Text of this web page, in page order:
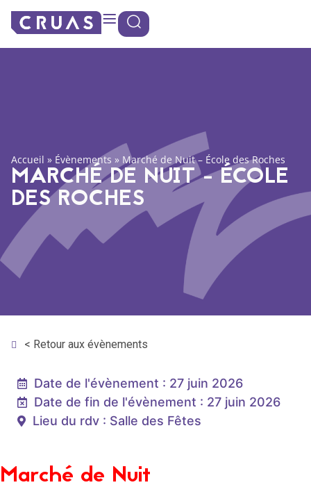
Panneau de gestion des cookies
Accueil » Évènements » Marché de Nuit – École des Roches
MARCHÉ DE NUIT - ÉCOLE
DES ROCHES
< Retour aux évènements
Date de l'évènement : 27 juin 2026
Date de fin de l'évènement : 27 juin 2026
Lieu du rdv : Salle des Fêtes
Marché de Nuit